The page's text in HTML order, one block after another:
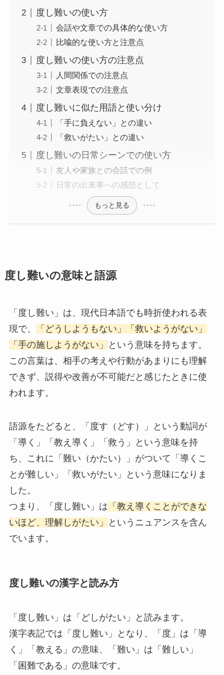
度し難いの使い方
会話や文章での具体的な使い方
比喩的な使い方と注意点
度し難いの使い方の注意点
人間関係での注意点
文章表現での注意点
度し難いに似た用語と使い分け
「手に負えない」との違い
「救いがたい」との違い
度し難いの日常シーンでの使い方
友人や家族との会話での例
日常の出来事への感想として
もっと見る
度し難いの意味と語源
「度し難い」は、現代日本語でも時折使われる表
現で、
「どうしようもない」「救いようがない」
「手の施しようがない」
という意味を持ちます。
この言葉は、相手の考えや行動があまりにも理解
できず、説得や改善が不可能だと感じたときに使
われます。
語源をたどると、「度す（どす）」という動詞が
「導く」「教え導く」「救う」という意味を持
ち、これに「難い（かたい）」がついて「導くこ
とが難しい」「救いがたい」という意味になりま
した。
つまり、「度し難い」は 「教え導くことができな
いほど、理解しがたい」
というニュアンスを含ん
でいます。
度し難いの漢字と読み方
「度し難い」は「どしがたい」と読みます。
漢字表記では「度し難い」となり、「度」は「導
く」「教える」の意味、「難い」は「難しい」
「困難である」の意味です。